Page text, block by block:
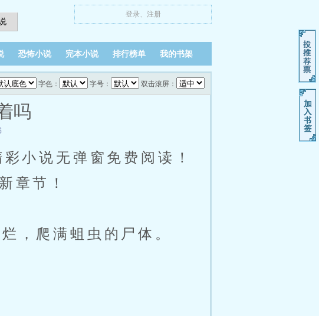
登录、 注册
恐怖小说 完本小说 排行榜单 我的书架
字色： 字号： 双击滚屏：
吗
小说无弹窗免费阅读！
章节！
，爬满蛆虫的尸体。